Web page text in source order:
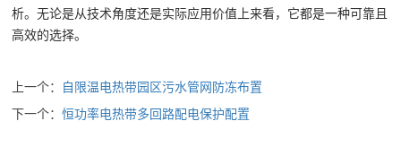
析。无论是从技术角度还是实际应用价值上来看，它都是一种可靠且
高效的选择。
上一个： 自限温电热带园区污水管网防冻布置
下一个：恒功率电热带多回路配电保护配置